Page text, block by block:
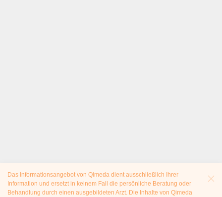
Das Informationsangebot von Qimeda dient ausschließlich Ihrer
Information und ersetzt in keinem Fall die persönliche Beratung oder
Behandlung durch einen ausgebildeten Arzt. Die Inhalte von Qimeda